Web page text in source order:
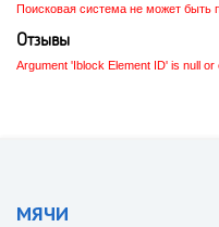
Поисковая система не может быть
Отзывы
Argument 'Iblock Element ID' is null or
МЯЧИ